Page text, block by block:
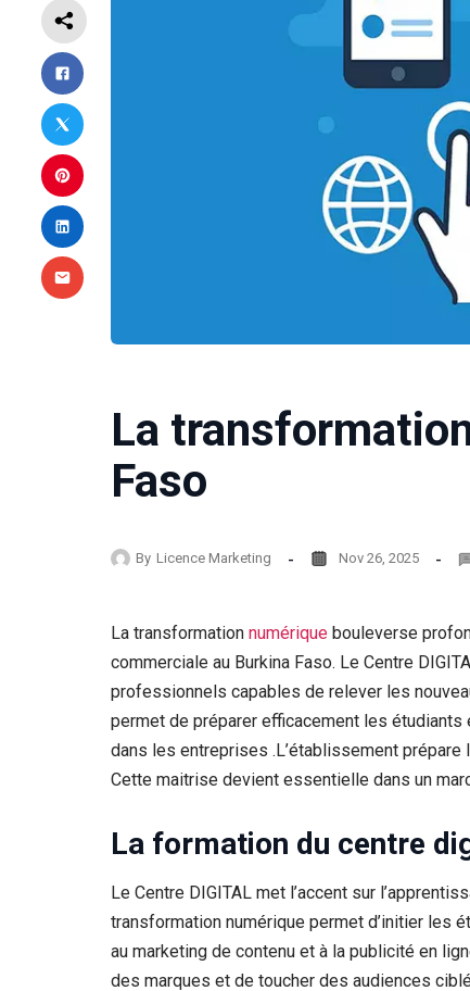
La
Faso
By Licence Marketing Nov 26, 2025
La transformation numérique bouleverse
commerciale au Burkina Faso. Le Centre
professionnels capables de relever les
permet de préparer efficacement les
dans les entreprises .L’établissement
Cette maitrise devient essentielle dans un
La formation du centre
Le Centre DIGITAL met l’accent sur
transformation numérique permet d’initier les
au marketing de contenu et à la publicité en
des marques et de toucher des audiences